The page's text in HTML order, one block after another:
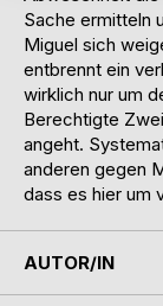
Sache ermitteln
Miguel sich
entbrennt ein
wirklich nur um
Berechtigte
angeht.
anderen gegen
dass es hier um
AUTOR/IN